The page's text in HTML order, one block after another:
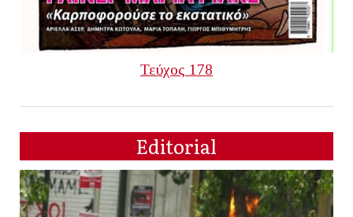
Τεύχος 178
Editorial